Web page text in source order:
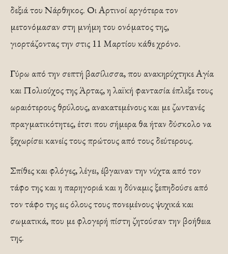
δεξιά του Νάρθηκος. Οι Αρτινοί αργότερα τον
μετονόμασαν στη μνήμη του ονόματος της,
γιορτάζοντας την στις 11 Μαρτίου κάθε χρόνο.
Γύρω από την σεπτή βασίλισσα, που ανακηρύχτηκε Αγία
και Πολιούχος της Άρτας, η λαϊκή φαντασία έπλεξε τους
ωραιότερους θρύλους, ανακατεμένους και με ζωντανές
πραγματικότητες, έτσι που σήμερα θα ήταν δύσκολο να
ξεχωρίσει κανείς τους πρώτους από τους δεύτερους.
Σπίθες και φλόγες, λέγει, έβγαιναν την νύχτα από τον
τάφο της και η παρηγοριά και η δύναμις ξεπηδούσε από
τον τάφο της εις όλους τους πονεμένους ψυχικά και
σωματικά, που με φλογερή πίστη ζητούσαν την βοήθεια
της.